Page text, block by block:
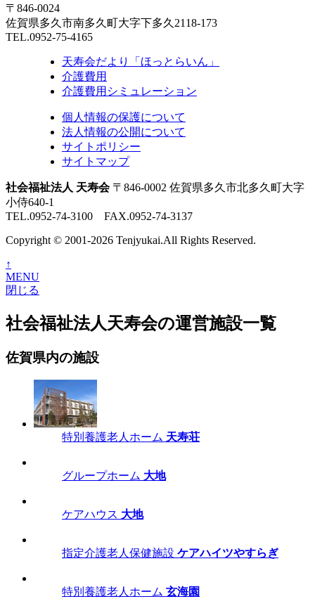
〒846-0024
佐賀県多久市南多久町大字下多久2118-173
TEL.0952-75-4165
天寿会だより「ほっとらいん」
介護費用
介護費用シミュレーション
個人情報の保護について
法人情報の公開について
サイトポリシー
サイトマップ
社会福祉法人 天寿会 〒846-0002 佐賀県多久市北多久町大字
小侍640-1
TEL.0952-74-3100 FAX.0952-74-3137
Copyright © 2001-2026 Tenjyukai.All Rights Reserved.
↑
MENU
閉じる
社会福祉法人天寿会の運営施設一覧
佐賀県内の施設
特別養護老人ホーム 天寿荘
グループホーム 大地
ケアハウス 大地
指定介護老人保健施設 ケアハイツやすらぎ
特別養護老人ホーム 玄海園